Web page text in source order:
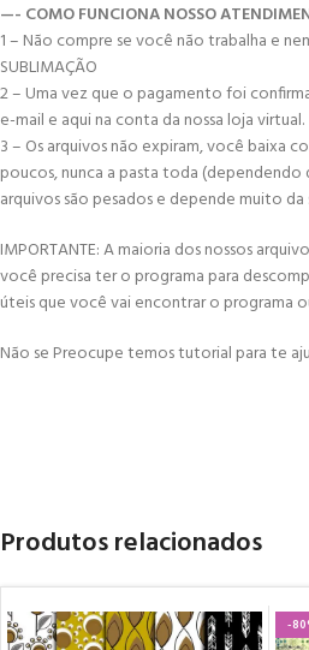
—- COMO FUNCIONA NOSSO
1 – Não compre se você não trabalha e
SUBLIMAÇÃO
2 – Uma vez que o pagamento foi
e-mail e aqui na conta da nossa loja virtual.
3 – Os arquivos não expiram, você baixa
poucos, nunca a pasta toda (dependendo
arquivos são pesados e depende muito
IMPORTANTE: A maioria dos nossos
você precisa ter o programa para
úteis que você vai encontrar o programa
Não se Preocupe temos tutorial para te
Produtos relacionados
-